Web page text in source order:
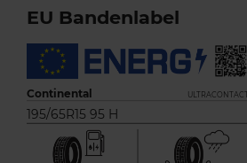
EU Bandenlabel
Continental ULTRACONTACT
195/65R15 95 H